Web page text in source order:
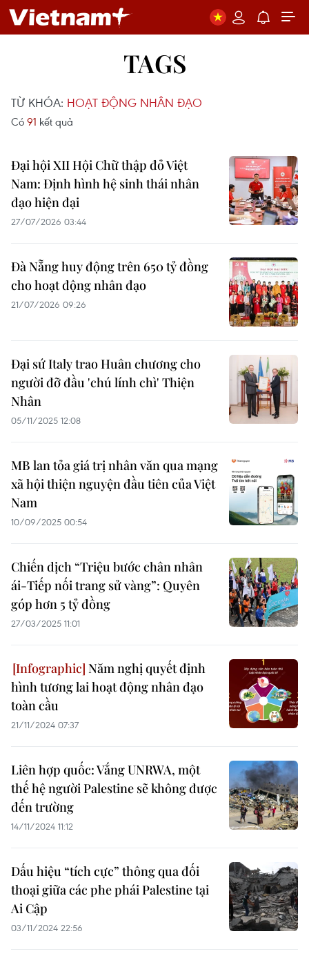
TAGS
TỪ KHÓA: HOẠT ĐỘNG NHÂN ĐẠO
Có 91 kết quả
Đại hội XII Hội Chữ thập đỏ Việt
Nam: Định hình hệ sinh thái nhân
đạo hiện đại
27/07/2026 03:44
Đà Nẵng huy động trên 650 tỷ đồng
cho hoạt động nhân đạo
21/07/2026 09:26
Đại sứ Italy trao Huân chương cho
người đỡ đầu 'chú lính chì' Thiện
Nhân
05/11/2025 12:08
MB lan tỏa giá trị nhân văn qua mạng
xã hội thiện nguyện đầu tiên của Việt
Nam
10/09/2025 00:54
Chiến dịch “Triệu bước chân nhân
ái-Tiếp nối trang sử vàng”: Quyên
góp hơn 5 tỷ đồng
27/03/2025 11:01
Năm nghị quyết định
hình tương lai hoạt động nhân đạo
toàn cầu
21/11/2024 07:37
Liên hợp quốc: Vắng UNRWA, một
thế hệ người Palestine sẽ không được
đến trường
14/11/2024 11:12
Dấu hiệu “tích cực” thông qua đối
thoại giữa các phe phái Palestine tại
Ai Cập
03/11/2024 22:56